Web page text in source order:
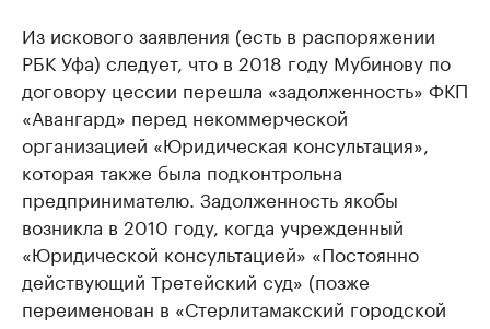
Из искового заявления (есть в распоряжении
РБК Уфа) следует, что в 2018 году Мубинову по
договору цессии перешла «задолженность» ФКП
«Авангард» перед некоммерческой
организацией «Юридическая консультация»,
которая также была подконтрольна
предпринимателю. Задолженность якобы
возникла в 2010 году, когда учрежденный
«Юридической консультацией» «Постоянно
действующий Третейский суд» (позже
переименован в «Стерлитамакский городской